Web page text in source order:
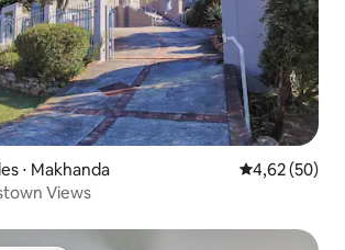
⋅ Makhanda 4,62 de uma
4,62 (50)
Views